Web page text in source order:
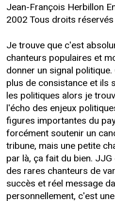
Jean-François Herbillon
2002 Tous droits réservés
Je trouve que c'est
chanteurs populaires et
donner un signal
plus de consistance et ils
les politiques alors je
l'écho des enjeux
figures importantes du
forcément soutenir un
tribune, mais une petite
par là, ça fait du bien.
des rares chanteurs de
succès et réel message
personnellement, c'est